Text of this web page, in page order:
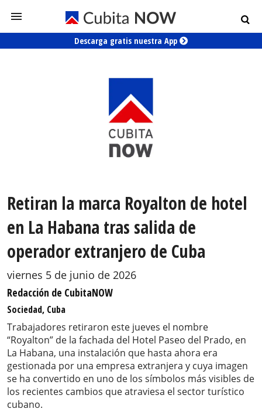
Descarga gratis nuestra App
Retiran la marca Royalton de hotel
en La Habana tras salida de
operador extranjero de Cuba
viernes 5 de junio de 2026
Redacción de CubitaNOW
Sociedad, Cuba
Trabajadores retiraron este jueves el nombre
“Royalton” de la fachada del Hotel Paseo del Prado, en
La Habana, una instalación que hasta ahora era
gestionada por una empresa extranjera y cuya imagen
se ha convertido en uno de los símbolos más visibles de
los recientes cambios que atraviesa el sector turístico
cubano.